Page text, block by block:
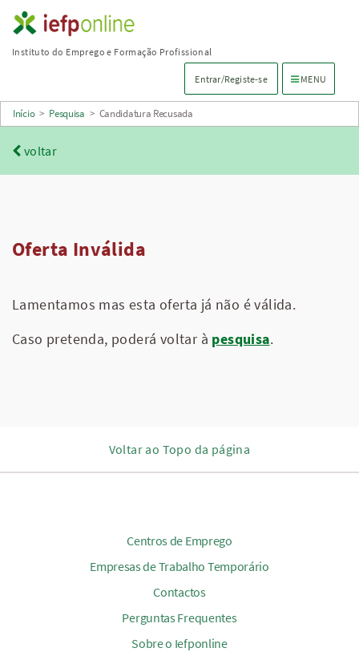
Saltar
para
principal
Instituto do Emprego e Formação Profissional
Entrar/Registe-se Menu de
MENU
Início > Pesquisa > Candidatura Recusada
voltar
Oferta Inválida
Lamentamos mas esta oferta já não é válida.
Caso pretenda, poderá voltar à pesquisa.
Voltar ao Topo da página
Centros de Emprego
Empresas de Trabalho Temporário
Contactos
Perguntas Frequentes
Sobre o Iefponline